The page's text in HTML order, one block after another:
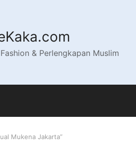
& Perlengkapan Muslim
Mukena Jakarta”